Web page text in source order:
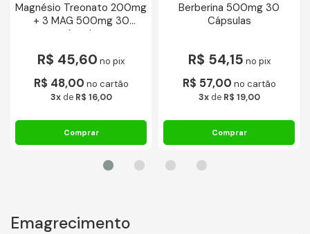
Magnésio Treonato 200mg
+ 3 MAG 500mg 30
cápsulas
R$ 45,60 no pix
R$ 48,00 no cartão
3xde R$ 16,00
Berberina 500mg 30
Cápsulas
R$ 54,15 no pix
R$ 57,00 no cartão
3xde R$ 19,00
Emagrecimento